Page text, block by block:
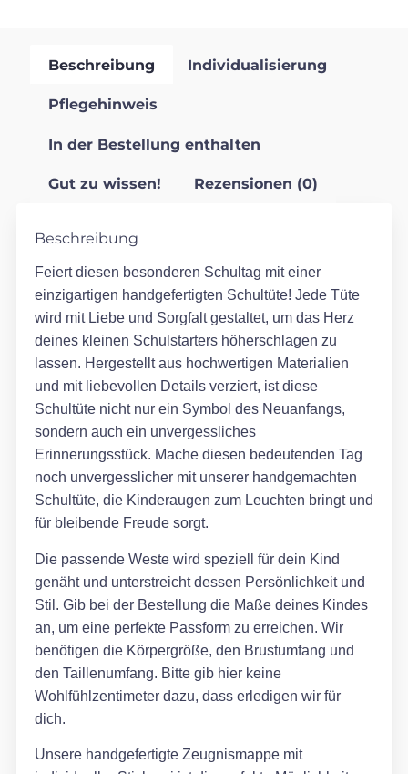
Beschreibung Individualisierung
Pflegehinweis
In der Bestellung enthalten
Gut zu wissen! Rezensionen (0)
Beschreibung
Feiert diesen besonderen Schultag mit einer
einzigartigen handgefertigten Schultüte! Jede Tüte
wird mit Liebe und Sorgfalt gestaltet, um das Herz
deines kleinen Schulstarters höherschlagen zu
lassen. Hergestellt aus hochwertigen Materialien
und mit liebevollen Details verziert, ist diese
Schultüte nicht nur ein Symbol des Neuanfangs,
sondern auch ein unvergessliches
Erinnerungsstück. Mache diesen bedeutenden Tag
noch unvergesslicher mit unserer handgemachten
Schultüte, die Kinderaugen zum Leuchten bringt und
für bleibende Freude sorgt.
Die passende Weste wird speziell für dein Kind
genäht und unterstreicht dessen Persönlichkeit und
Stil. Gib bei der Bestellung die Maße deines Kindes
an, um eine perfekte Passform zu erreichen. Wir
benötigen die Körpergröße, den Brustumfang und
den Taillenumfang. Bitte gib hier keine
Wohlfühlzentimeter dazu, dass erledigen wir für
dich.
Unsere handgefertigte Zeugnismappe mit